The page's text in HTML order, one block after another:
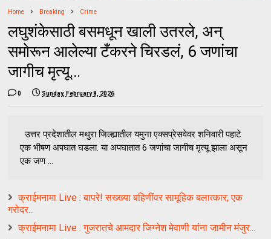
Home Breaking Crime
लघुशंकेसाठी बसमधून खाली उतरले, अन्
समोरून आलेल्या टँकरने चिरडलं, 6 जणांचा
जागीच मृत्यू...
0 Sunday, February 8, 2026
उत्तर प्रदेशातील मथुरा जिल्ह्यातील यमुना एक्सप्रेसवेवर शनिवारी पहाटे
एक भीषण अपघात घडला. या अपघातात 6 जणांचा जागीच मृत्यू झाला असून
एक जण ...
क्राईमनामा Live : बापरे! सख्ख्या बहिणींवर सामूहिक बलात्कार; एक
गरोदर...
क्राईमनामा Live : गुजरातचे आमदार जिग्नेश मेवाणी यांना जामीन मंजुर...